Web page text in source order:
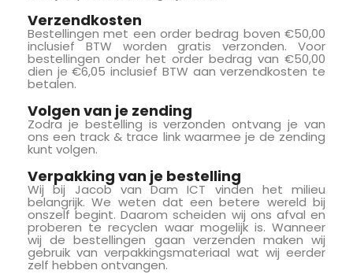
Verzendkosten
Bestellingen met een order bedrag boven €50,00
inclusief BTW worden gratis verzonden. Voor
bestellingen onder het order bedrag van €50,00
dien je €6,05 inclusief BTW aan verzendkosten te
betalen.
Volgen van je zending
Zodra je bestelling is verzonden ontvang je van
ons een track & trace link waarmee je de zending
kunt volgen.
Verpakking van je bestelling
Wij bij Jacob van Dam ICT vinden het milieu
belangrijk. We weten dat een betere wereld bij
onszelf begint. Daarom scheiden wij ons afval en
proberen te recyclen waar mogelijk is. Wanneer
wij de bestellingen gaan verzenden maken wij
gebruik van verpakkingsmateriaal wat wij eerder
zelf hebben ontvangen.